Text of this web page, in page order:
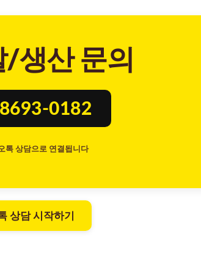
생산 문의
0182
톡 상담으로 연결됩니다
상담 시작하기